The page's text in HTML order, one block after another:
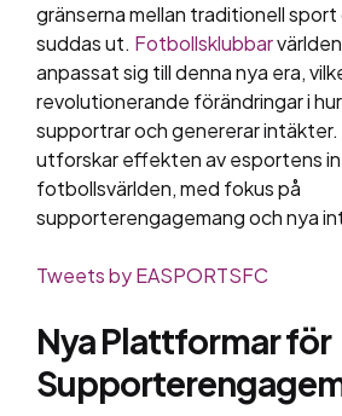
gränserna mellan traditionell
suddas ut. Fotbollsklubbar
anpassat sig till denna nya era,
revolutionerande förändringar i
supportrar och genererar intäkter.
utforskar effekten av esportens
fotbollsvärlden, med fokus på
supporterengagemang och nya
Tweets by EASPORTSFC
Nya Plattformar för